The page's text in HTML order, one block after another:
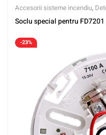
Accesorii sisteme incendiu,
Soclu special pentru
-23%